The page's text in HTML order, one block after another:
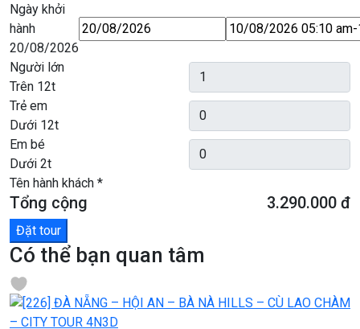
Ngày khởi
hành
20/08/2026
Người lớn
Trên 12t
Trẻ em
Dưới 12t
Em bé
Dưới 2t
Tên hành khách *
Tổng cộng 3.290.000 đ
Đặt tour
Có thể bạn quan tâm